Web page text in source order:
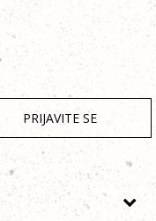
PRIJAVITE SE